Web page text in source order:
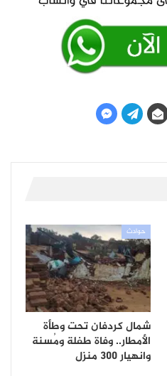
حوادث
شمال كردفان تحت وطأة
الأمطار.. وفاة طفلة ومُسنة
وانهيار 300 منزل